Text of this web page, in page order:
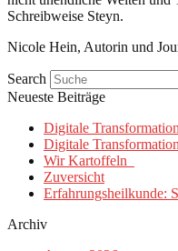
Schreibweise Steyn.
Nicole Hein, Autorin und
Search
Neueste Beiträge
Digitale
Digitale Transformation
Wir Kartoffeln
Zuversicht
Erfahrungsheilkunde:
Archiv